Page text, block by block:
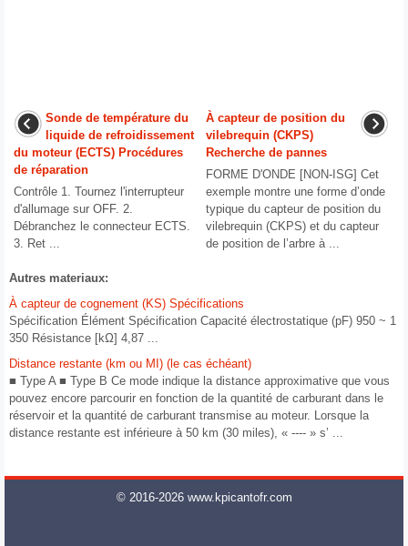
Sonde de température du
liquide de refroidissement
du moteur (ECTS) Procédures
de réparation
Contrôle 1. Tournez l'interrupteur
d'allumage sur OFF. 2.
Débranchez le connecteur ECTS.
3. Ret ...
À capteur de position du
vilebrequin (CKPS)
Recherche de pannes
FORME D'ONDE [NON-ISG] Cet
exemple montre une forme d’onde
typique du capteur de position du
vilebrequin (CKPS) et du capteur
de position de l’arbre à ...
Autres materiaux:
À capteur de cognement (KS) Spécifications
Spécification Élément Spécification Capacité électrostatique (pF) 950 ~ 1
350 Résistance [kΩ] 4,87 ...
Distance restante (km ou MI) (le cas échéant)
■ Type A ■ Type B Ce mode indique la distance approximative que vous
pouvez encore parcourir en fonction de la quantité de carburant dans le
réservoir et la quantité de carburant transmise au moteur. Lorsque la
distance restante est inférieure à 50 km (30 miles), « ---- » s’ ...
© 2016-2026 www.kpicantofr.com